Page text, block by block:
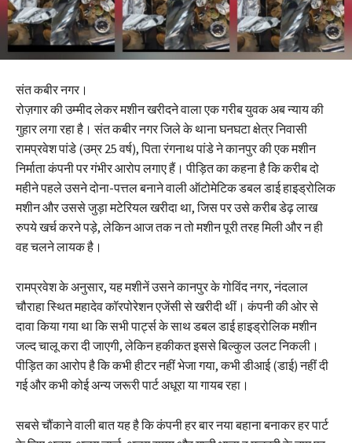
संत कबीर नगर।
रोज़गार की उम्मीद लेकर मशीन खरीदने वाला एक गरीब युवक अब न्याय की
गुहार लगा रहा है। संत कबीर नगर जिले के थाना घनघटा क्षेत्र निवासी
रामप्रवेश पांडे (उम्र 25 वर्ष), पिता रंगनाथ पांडे ने कानपुर की एक मशीन
निर्माता कंपनी पर गंभीर आरोप लगाए हैं। पीड़ित का कहना है कि करीब दो
महीने पहले उसने दोना-पत्तल बनाने वाली ऑटोमेटिक डबल डाई हाइड्रोलिक
मशीन और उससे जुड़ा मटेरियल खरीदा था, जिस पर उसे करीब डेढ़ लाख
रुपये खर्च करने पड़े, लेकिन आज तक न तो मशीन पूरी तरह मिली और न ही
वह चलने लायक है।
रामप्रवेश के अनुसार, यह मशीनें उसने कानपुर के गोविंद नगर, नंदलाल
चौराहा स्थित महादेव कॉरपोरेशन एजेंसी से खरीदी थीं। कंपनी की ओर से
दावा किया गया था कि सभी पार्ट्स के साथ डबल डाई हाइड्रोलिक मशीन
जल्द चालू करा दी जाएगी, लेकिन हकीकत इससे बिल्कुल उलट निकली।
पीड़ित का आरोप है कि कभी हीटर नहीं भेजा गया, कभी डीआई (डाई) नहीं दी
गई और कभी कोई अन्य जरूरी पार्ट अधूरा या गायब रहा।
सबसे चौंकाने वाली बात यह है कि कंपनी हर बार नया बहाना बनाकर हर पार्ट